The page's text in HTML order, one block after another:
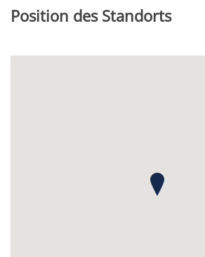
Position des Standorts